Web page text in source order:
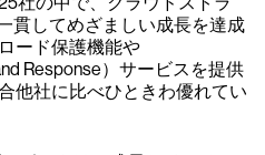
貫してめざましい成長を達成
ード保護機能や
Response）サービスを提供
他社に比べひときわ優れてい